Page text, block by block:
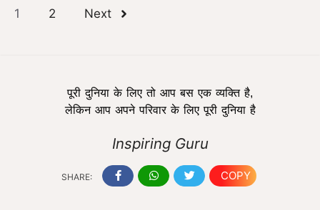
1 2 Next
पूरी दुनिया के लिए तो आप बस एक व्यक्ति है,
लेकिन आप अपने परिवार के लिए पूरी दुनिया है
Inspiring Guru
SHARE: COPY